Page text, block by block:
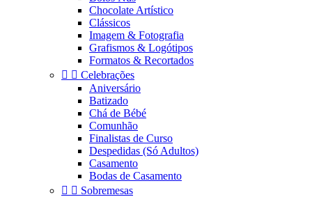
Chocolate Artístico
Clássicos
Imagem & Fotografia
Grafismos & Logótipos
Formatos & Recortados
  Celebrações
Aniversário
Batizado
Chá de Bébé
Comunhão
Finalistas de Curso
Despedidas (Só Adultos)
Casamento
Bodas de Casamento
  Sobremesas